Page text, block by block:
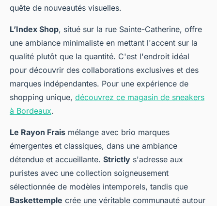
quête de nouveautés visuelles.
L’Index Shop, situé sur la rue Sainte-Catherine, offre
une ambiance minimaliste en mettant l'accent sur la
qualité plutôt que la quantité. C'est l'endroit idéal
pour découvrir des collaborations exclusives et des
marques indépendantes. Pour une expérience de
shopping unique, découvrez ce magasin de sneakers
à Bordeaux.
Le Rayon Frais mélange avec brio marques
émergentes et classiques, dans une ambiance
détendue et accueillante. Strictly s'adresse aux
puristes avec une collection soigneusement
sélectionnée de modèles intemporels, tandis que
Baskettemple crée une véritable communauté autour